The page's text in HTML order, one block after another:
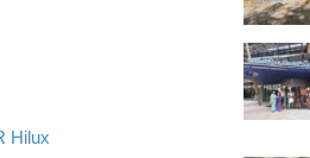
Hilux